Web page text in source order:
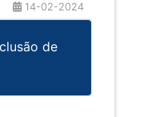
14-02-2024
de